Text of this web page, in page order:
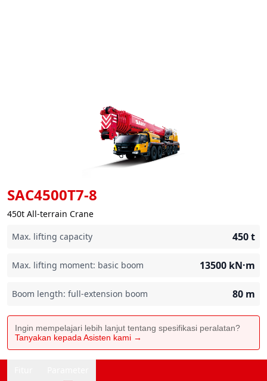
SAC4500T7-8
450t All-terrain Crane
Max. lifting capacity
450t
Max. lifting moment: basic boom 13500 kN·m
Boom length: full-extension boom 80 m
Ingin mempelajari lebih lanjut tentang spesifikasi peralatan?
Tanyakan kepada Asisten kami →